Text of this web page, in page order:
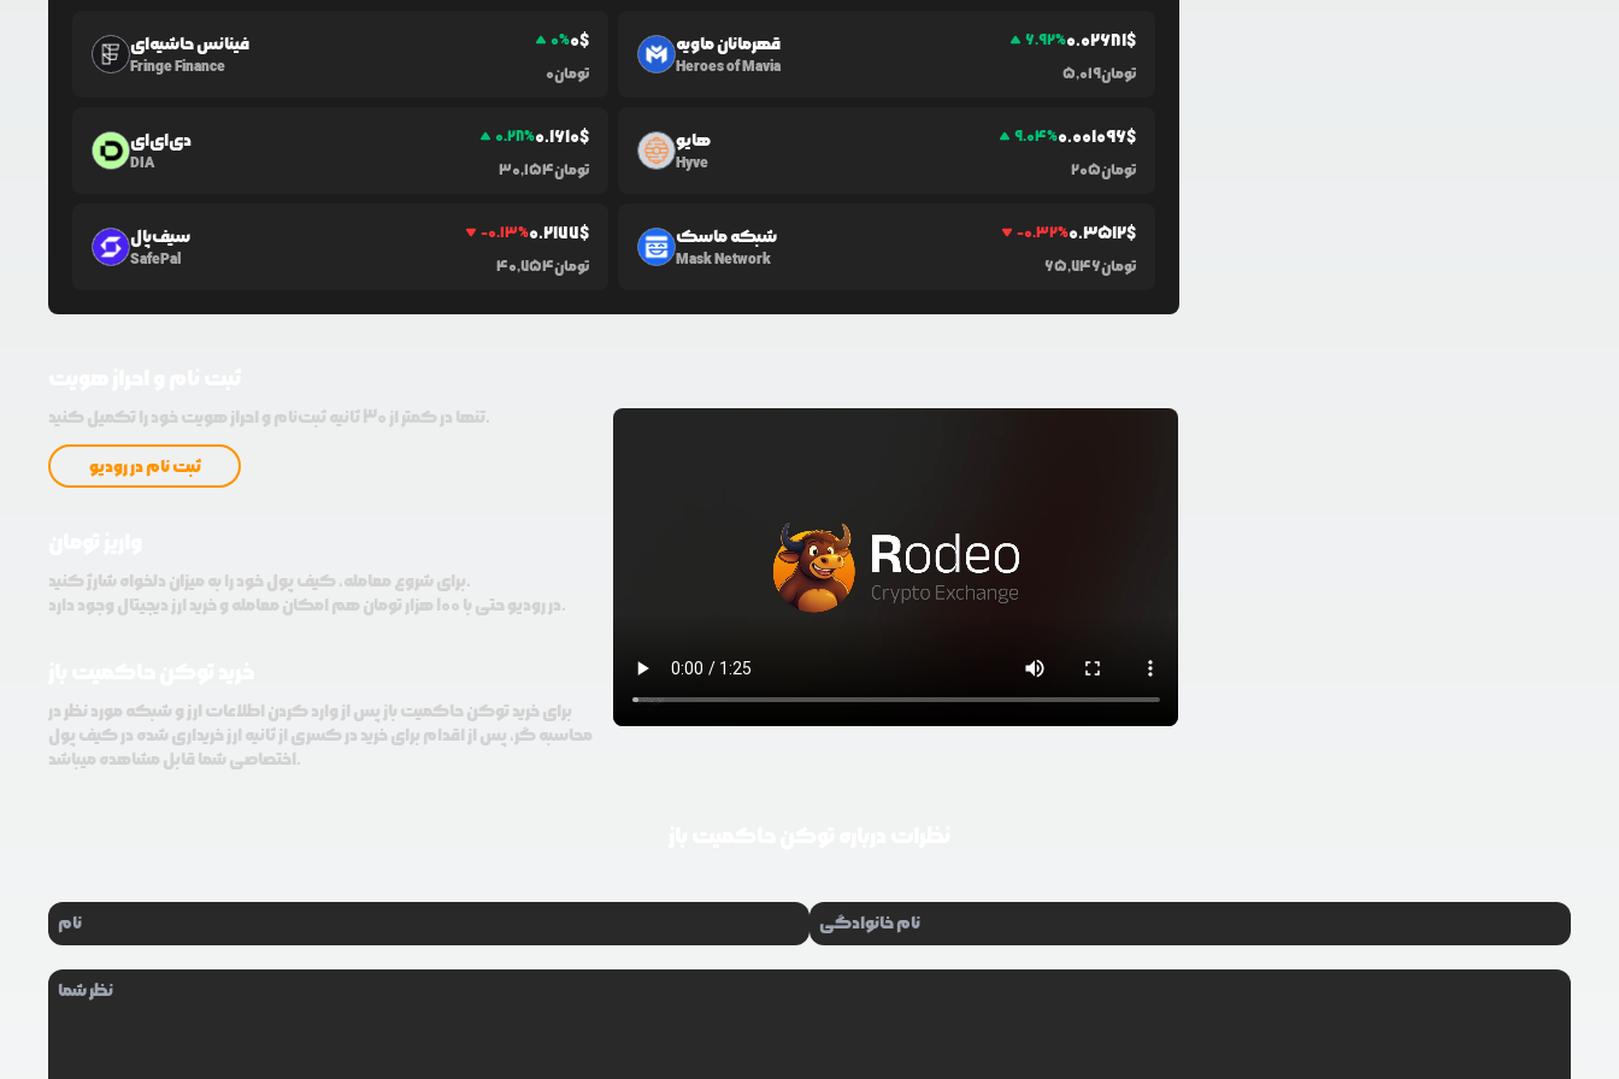
فینانس حاشیه‌ای
Fringe Finance
0%0$
0تومان
قهرمانان ماویه
Heroes of Mavia
6.92%0.02681$
5,019تومان
دی‌ای‌ای
DIA
0.28%0.1610$
30,154تومان
هایو
Hyve
9.04%0.001096$
205تومان
سیف‌پال
SafePal
-0.13%0.2177$
40,754تومان
شبکه ماسک
Mask Network
-0.32%0.3512$
65,746تومان
تنها در کمتر از 30 ثانیه ثبت‌نام و احراز هویت خود را تکمیل کنید.
ثبت نام در رودیو
برای شروع معامله، کیف پول خود را به میزان دلخواه شارژ کنید.
در رودیو حتی با 100 هزار تومان هم امکان معامله و خرید ارز دیجیتال وجود دارد.
برای خرید توکن حاکمیت باز پس از وارد کردن اطلاعات ارز و شبکه مورد نظر در
محاسبه گر، پس از اقدام برای خرید در کسری از ثانیه ارز خریداری شده در کیف پول
اختصاصی شما قابل مشاهده میباشد.